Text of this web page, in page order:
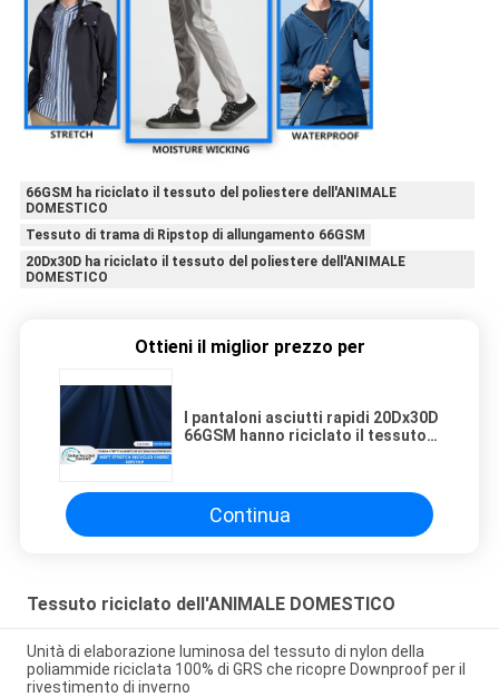
66GSM ha riciclato il tessuto del poliestere dell'ANIMALE
DOMESTICO
Tessuto di trama di Ripstop di allungamento 66GSM
20Dx30D ha riciclato il tessuto del poliestere dell'ANIMALE
DOMESTICO
Ottieni il miglior prezzo per
I pantaloni asciutti rapidi 20Dx30D
66GSM hanno riciclato il tessuto
Continua
Tessuto riciclato dell'ANIMALE DOMESTICO
Unità di elaborazione luminosa del tessuto di nylon della
poliammide riciclata 100% di GRS che ricopre Downproof per il
rivestimento di inverno